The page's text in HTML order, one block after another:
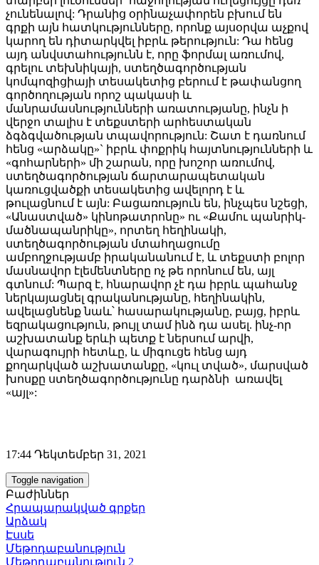
չունենալով: Դրանից օրինաչափորեն բխում են
գրքի այն հատկությունները, որոնք այսօրվա աչքով
կարող են դիտարկվել իբրև թերություն: Դա հենց
այդ անվստահությունն է, որը ֆորմալ առումով,
գրելու տեխնիկայի, ստեղծագործության
կոմպոզիցիայի տեսակետից բերում է թափանցող
գործողության որոշ պակասի և
մանրամասնությունների առատությանը, ինչն ի
վերջո տալիս է տեքստերի արհեստական
ձգձգվածության տպավորություն: Շատ է դառնում
հենց «արձակը»` իբրև փոքրիկ հայտնությունների և
«գոհարների» մի շարան, որը խոշոր առումով,
ստեղծագործության ճարտարապետական
կառուցվածքի տեսակետից ավելորդ է և
թուլացնում է այն: Բացառություն են, ինչպես նշեցի,
«Անաստված» կինոթատրոնը» ու «Քամու պանրիկ-
մածնապանրիկը», որտեղ հեղինակի,
ստեղծագործության մտահղացումը
ամբողջությամբ իրականանում է, և տեքստի բոլոր
մասնավոր էլեմենտները ոչ թե որոնում են, այլ
գտնում: Պարզ է, հնարավոր չէ դա իբրև պահանջ
ներկայացնել գրականությանը, հեղինակին,
ավելացնենք նաև՝ հասարակությանը, բայց, իբրև
եզրակացություն, թույլ տամ ինձ դա ասել. ինչ-որ
աշխատանք երևի պետք է ներսում արվի,
վարագույրի հետևը, և միգուցե հենց այդ
քողարկված աշխատանքը, «կուլ տված», մարսված
խոսքը ստեղծագործությունը դարձնի առավել
«այլ»:
17:44 Դեկտեմբեր 31, 2021
Toggle navigation
Բաժիններ
Հրապարակված գրքեր
Արձակ
Էսսե
Մեթոդաբանություն
Մեթոդաբանություն 2